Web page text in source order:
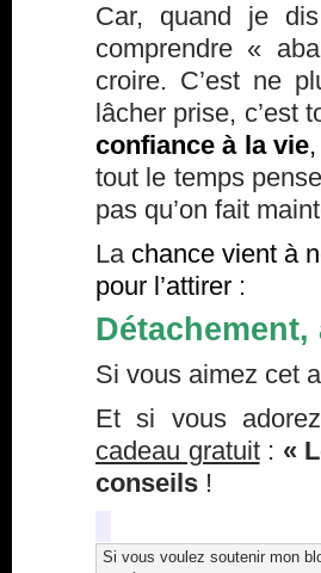
Car, quand je
comprendre «
croire. C’est ne
lâcher prise, c’est
confiance à la vie,
tout le temps
pas qu’on fait
La chance vient à
pour l’attirer :
Si vous aimez cet
Et si vous
cadeau gratuit: «
conseils !
Si vous voulez soutenir mon